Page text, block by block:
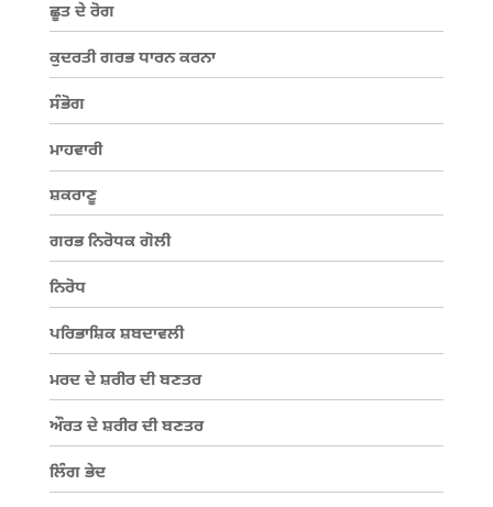
ਛੂਤ ਦੇ ਰੋਗ
ਕੁਦਰਤੀ ਗਰਭ ਧਾਰਨ ਕਰਨਾ
ਸੰਭੋਗ
ਮਾਹਵਾਰੀ
ਸ਼ਕਰਾਣੂ
ਗਰਭ ਨਿਰੋਧਕ ਗੋਲੀ
ਨਿਰੋਧ
ਪਰਿਭਾਸ਼ਿਕ ਸ਼ਬਦਾਵਲੀ
ਮਰਦ ਦੇ ਸ਼ਰੀਰ ਦੀ ਬਣਤਰ
ਔਰਤ ਦੇ ਸ਼ਰੀਰ ਦੀ ਬਣਤਰ
ਲਿੰਗ ਭੇਦ